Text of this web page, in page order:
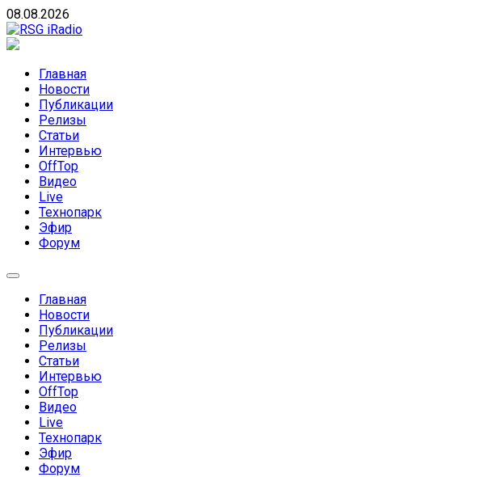
Skip
to
content
08.08.2026
Главная
Новости
Публикации
Релизы
Статьи
Интервью
OffTop
Видео
Live
Технопарк
Эфир
Форум
Главная
Новости
Публикации
Релизы
Статьи
Интервью
OffTop
Видео
Live
Технопарк
Эфир
Форум